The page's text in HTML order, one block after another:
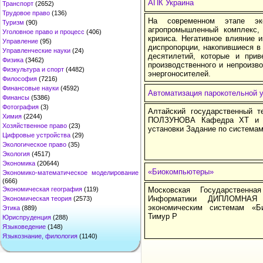
Транспорт (2652)
Трудовое право (136)
Туризм (90)
Уголовное право и процесс (406)
Управление (95)
Управленческие науки (24)
Физика (3462)
Физкультура и спорт (4482)
Философия (7216)
Финансовые науки (4592)
Финансы (5386)
Фотография (3)
Химия (2244)
Хозяйственное право (23)
Цифровые устройства (29)
Экологическое право (35)
Экология (4517)
Экономика (20644)
Экономико-математическое моделирование
(666)
Экономическая география (119)
Экономическая теория (2573)
Этика (889)
Юриспруденция (288)
Языковедение (148)
Языкознание, филология (1140)
АПК Украина
На современном этапе
агропромышленный комплекс,
кризиса. Негативное влияние
диспропорции, накопившиеся
десятилетий, которые и
производственного и
энергоносителей.
Автоматизация парокотельной
Алтайский государственный
ПОЛЗУНОВА Кафедра ХТ и
установки Задание по
«Биокомпьютеры»
Московская
Информатики
экономическим системам
Тимур Р